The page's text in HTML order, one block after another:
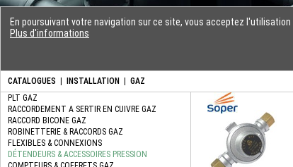
CATALOGUES INSTALLATION GAZ
En poursuivant votre navigation sur ce site, vous acceptez
Plus d'informations